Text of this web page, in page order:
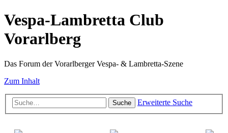
Vespa-Lambretta Club
Vorarlberg
Das Forum der Vorarlberger Vespa- & Lambretta-Szene
Zum Inhalt
Suche Erweiterte Suche